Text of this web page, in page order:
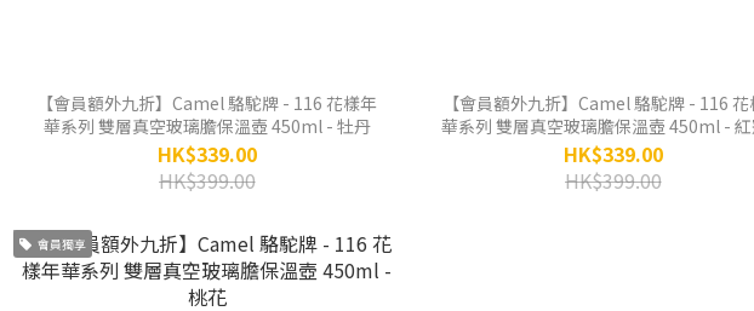
【會員額外九折】Camel 駱駝牌 - 116 花樣年
華系列 雙層真空玻璃膽保溫壺 450ml - 牡丹
HK$339.00
HK$399.00
【會員額外九折】Camel 駱駝牌 - 116 花樣年
華系列 雙層真空玻璃膽保溫壺 450ml -
HK$339.00
HK$399.00
會員獨享